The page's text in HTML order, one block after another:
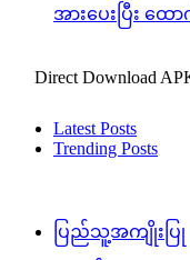
အားပေးပြီး ထေ
Direct Download
Latest Posts
Trending Posts
ပြည်သူ့အကျိုးပြု